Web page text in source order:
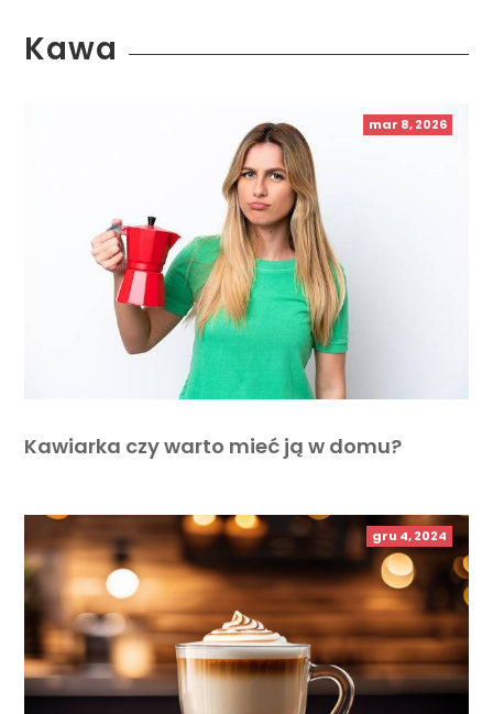
Kawa
mar 8, 2026
Kawiarka czy warto mieć ją w domu?
gru 4, 2024